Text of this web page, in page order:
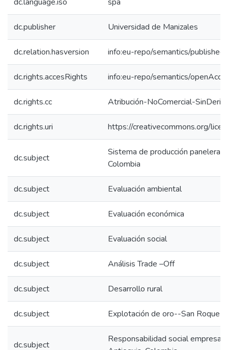
dc.publisher Universidad de Manizales
dc.relation.hasversion info:eu-repo/semantics/
dc.rights.accesRights info:eu-repo/semantics/
dc.rights.cc Atribución-NoComercial-
dc.rights.uri https://creativecommons.org/
dc.subject
Sistema de producción
Colombia
dc.subject Evaluación ambiental
dc.subject Evaluación económica
dc.subject Evaluación social
dc.subject Análisis Trade –Off
dc.subject Desarrollo rural
dc.subject Explotación de oro--San Roque-
dc.subject
Responsabilidad social